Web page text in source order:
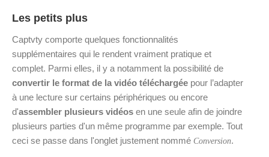
Les petits plus
Captvty comporte quelques fonctionnalités
supplémentaires qui le rendent vraiment pratique et
complet. Parmi elles, il y a notamment la possibilité de
convertir le format de la vidéo téléchargée pour l’adapter
à une lecture sur certains périphériques ou encore
d'assembler plusieurs vidéos en une seule afin de joindre
plusieurs parties d'un même programme par exemple. Tout
ceci se passe dans l'onglet justement nommé Conversion.